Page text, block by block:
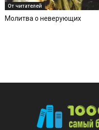
От читателей
Молитва о неверующих